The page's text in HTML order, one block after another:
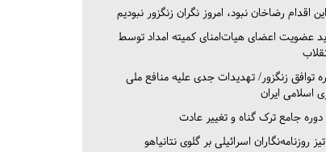
اقدام رضاخان نبود، امروز نگران زنگزور نبودیم
عضویت اعضای هیات‌امنای کمیته امداد توسط
توافق زنگزور/ تهدیدات جدی علیه منافع ملی
اسلامی ایران
دوره جامع ترک گناه و تغییر عادت
روزنامه‌نگاران اسرائیلی بر گلوی نتانیاهو